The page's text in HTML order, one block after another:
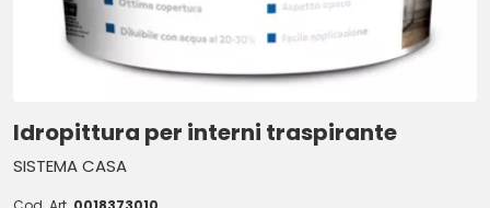
Idropittura per interni traspirante
SISTEMA CASA